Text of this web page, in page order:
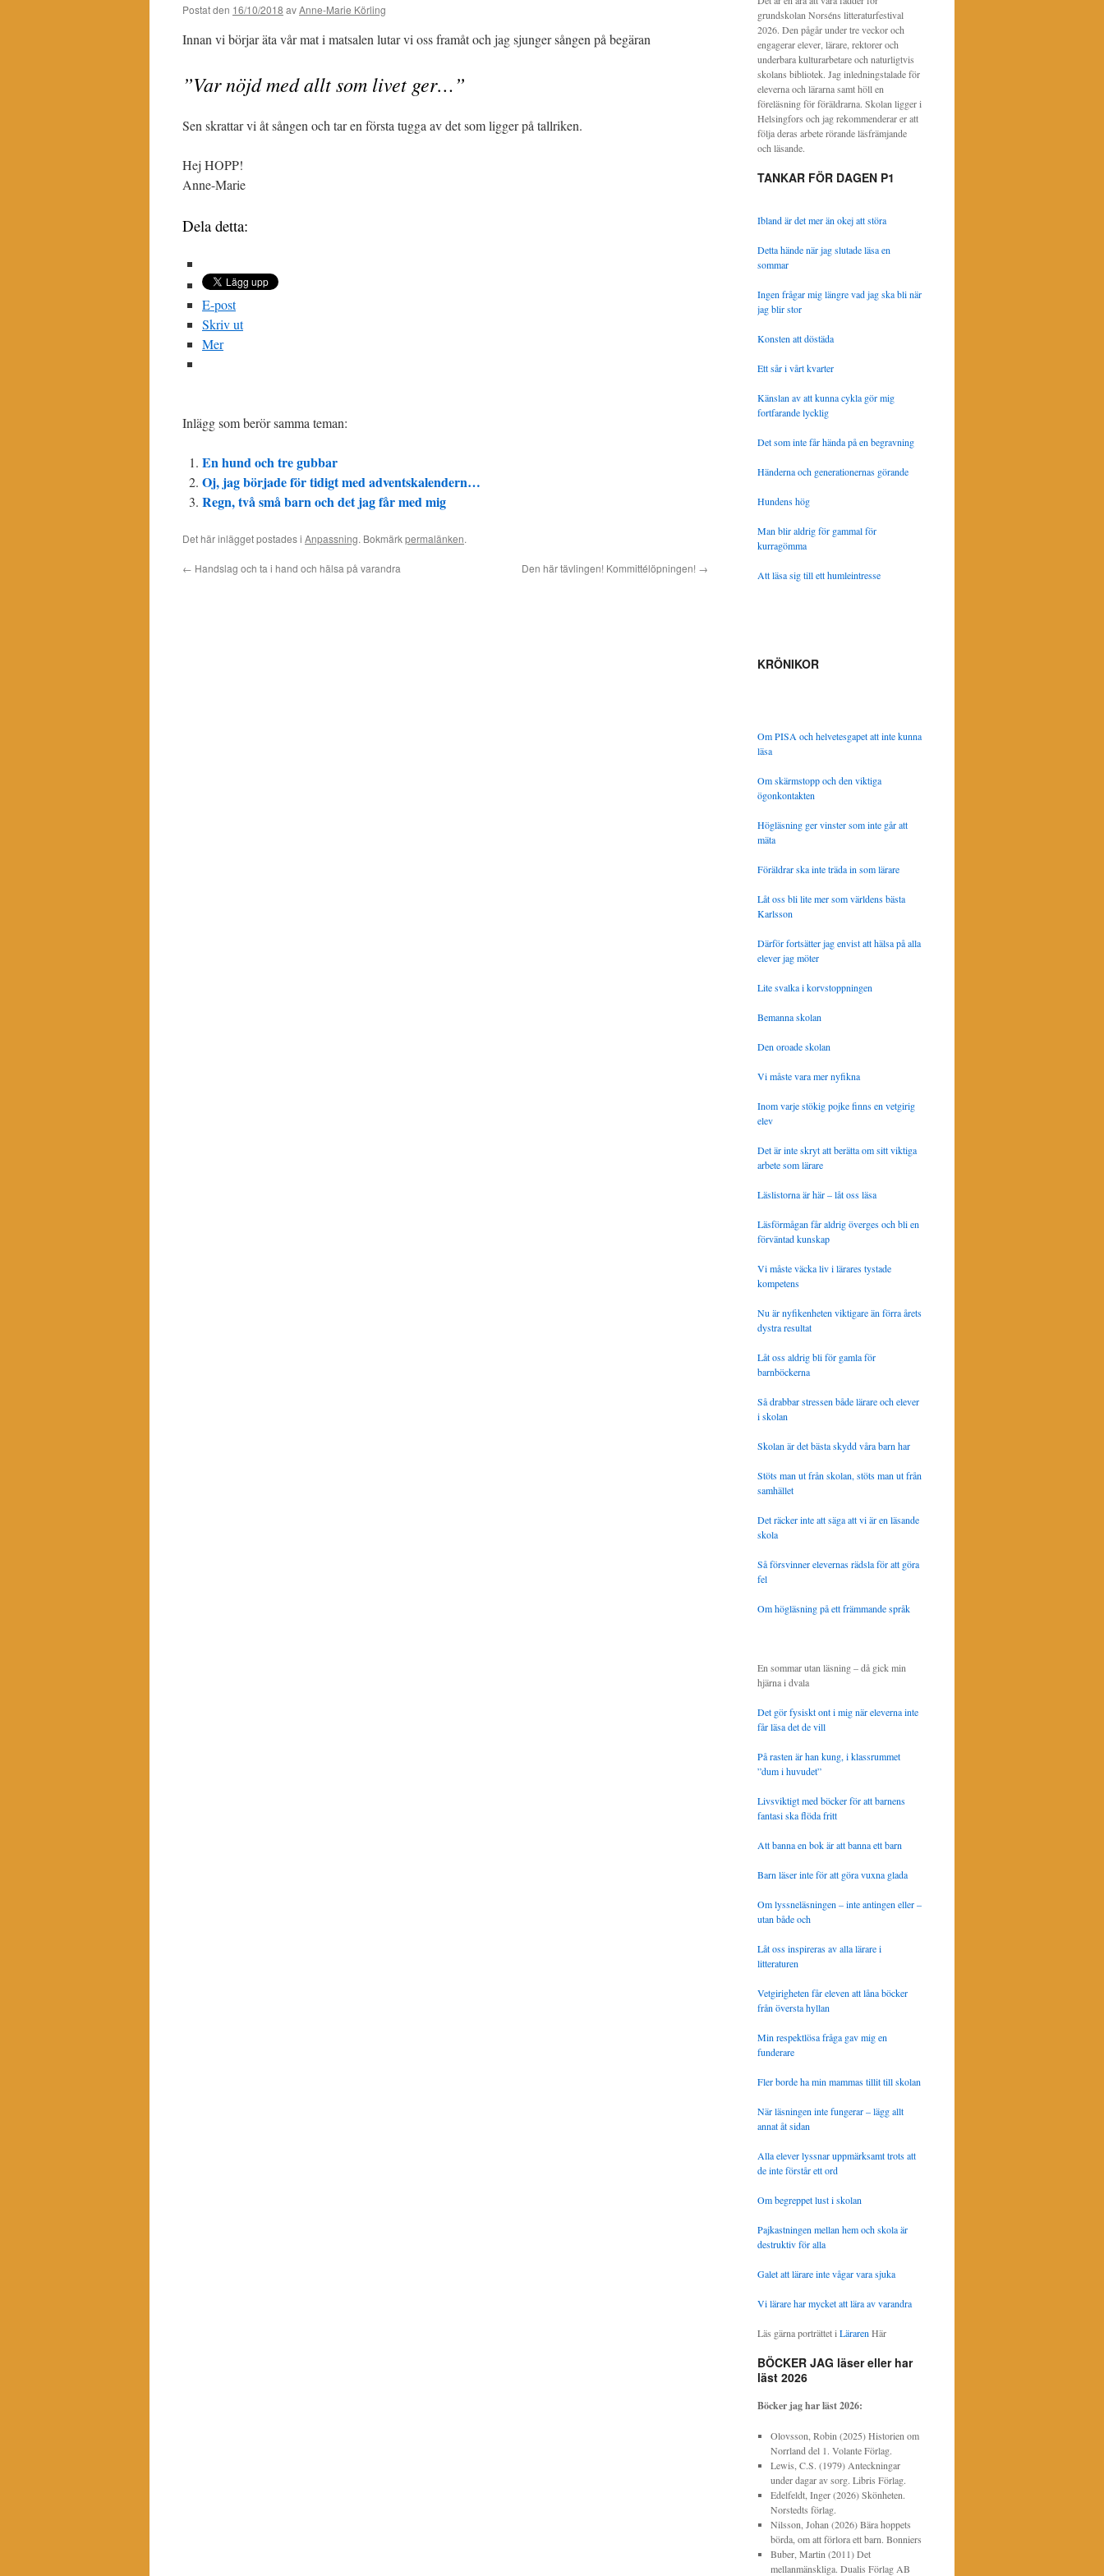
Postat den 16/10/2018 avAnne-Marie Körling
Innan vi börjar äta vår mat i matsalen lutar vi oss framåt och jag sjunger sången på begäran
”Var nöjd med allt som livet ger…”
Sen skrattar vi åt sången och tar en första tugga av det som ligger på tallriken.
Hej HOPP!
Anne-Marie
Dela detta:
E-post
Skriv ut
Mer
Inlägg som berör samma teman:
En hund och tre gubbar
Oj, jag började för tidigt med adventskalendern…
Regn, två små barn och det jag får med mig
Det här inlägget postades i Anpassning. Bokmärkpermalänken.
← Handslag och ta i hand och hälsa på varandra Den här tävlingen! Kommittélöpningen! →
grundskolan Norséns litteraturfestival
2026. Den pågår under tre veckor och
engagerar elever, lärare, rektorer och
underbara kulturarbetare och naturligtvis
skolans bibliotek. Jag inledningstalade för
eleverna och lärarna samt höll en
föreläsning för föräldrarna. Skolan ligger i
Helsingfors och jag rekommenderar er att
följa deras arbete rörande läsfrämjande
och läsande.
TANKAR FÖR DAGEN P1
Ibland är det mer än okej att störa
Detta hände när jag slutade läsa en
sommar
Ingen frågar mig längre vad jag ska bli när
jag blir stor
Konsten att döstäda
Ett sår i vårt kvarter
Känslan av att kunna cykla gör mig
fortfarande lycklig
Det som inte får hända på en begravning
Händerna och generationernas görande
Hundens hög
Man blir aldrig för gammal för
kurragömma
Att läsa sig till ett humleintresse
KRÖNIKOR
Om PISA och helvetesgapet att inte kunna
läsa
Om skärmstopp och den viktiga
ögonkontakten
Högläsning ger vinster som inte går att
mäta
Föräldrar ska inte träda in som lärare
Låt oss bli lite mer som världens bästa
Karlsson
Därför fortsätter jag envist att hälsa på alla
elever jag möter
Lite svalka i korvstoppningen
Bemanna skolan
Den oroade skolan
Vi måste vara mer nyfikna
Inom varje stökig pojke finns en vetgirig
elev
Det är inte skryt att berätta om sitt viktiga
arbete som lärare
Läslistorna är här – låt oss läsa
Läsförmågan får aldrig överges och bli en
förväntad kunskap
Vi måste väcka liv i lärares tystade
kompetens
Nu är nyfikenheten viktigare än förra årets
dystra resultat
Låt oss aldrig bli för gamla för
barnböckerna
Så drabbar stressen både lärare och elever
i skolan
Skolan är det bästa skydd våra barn har
Stöts man ut från skolan, stöts man ut från
samhället
Det räcker inte att säga att vi är en läsande
skola
Så försvinner elevernas rädsla för att göra
fel
Om högläsning på ett främmande språk
En sommar utan läsning – då gick min
hjärna i dvala
Det gör fysiskt ont i mig när eleverna inte
får läsa det de vill
På rasten är han kung, i klassrummet
”dum i huvudet”
Livsviktigt med böcker för att barnens
fantasi ska flöda fritt
Att banna en bok är att banna ett barn
Barn läser inte för att göra vuxna glada
Om lyssneläsningen – inte antingen eller –
utan både och
Låt oss inspireras av alla lärare i
litteraturen
Vetgirigheten får eleven att låna böcker
från översta hyllan
Min respektlösa fråga gav mig en
funderare
Fler borde ha min mammas tillit till skolan
När läsningen inte fungerar – lägg allt
annat åt sidan
Alla elever lyssnar uppmärksamt trots att
de inte förstår ett ord
Om begreppet lust i skolan
Pajkastningen mellan hem och skola är
destruktiv för alla
Galet att lärare inte vågar vara sjuka
Vi lärare har mycket att lära av varandra
Läs gärna porträttet i Läraren Här
BÖCKER JAG läser eller har
läst 2026
Böcker jag har läst2026:
Olovsson, Robin (2025) Historien om
Norrland del 1. Volante Förlag.
Lewis, C.S. (1979) Anteckningar
under dagar av sorg. Libris Förlag.
Edelfeldt, Inger (2026) Skönheten.
Norstedts förlag.
Nilsson, Johan (2026) Bära hoppets
börda, om att förlora ett barn. Bonniers
Buber, Martin (2011) Det
mellanmänskliga. Dualis Förlag AB